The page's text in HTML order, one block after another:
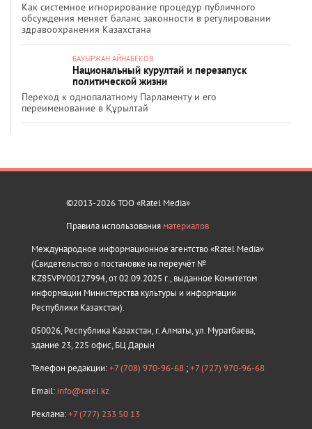
Как системное игнорирование процедур публичного
обсуждения меняет баланс законности в регулировании
здравоохранения Казахстана
БАУЫРЖАН АЙНАБЕКОВ
Национальный курултай и перезапуск
политической жизни
Переход к однопалатному Парламенту и его
переименование в Құрылтай
©2013-2026 ТОО «Ratel Media»
Правила использования материалов
Международное информационное агентство «Ratel Media»
(Свидетельство о постановке на переучёт №
KZ85VPY00127994, от 02.09.2025 г., выданное Комитетом
информации Министерства культуры и информации
Республики Казахстан).
050026, Республика Казахстан, г. Алматы, ул. Муратбаева,
здание 23, 225 офис, БЦ Дарын
Телефон редакции:+7 (708) 970-96-68 ;+7 (727) 970-96-68
Email: info@ratel.kz
Реклама:+7 (777) 233 50 13